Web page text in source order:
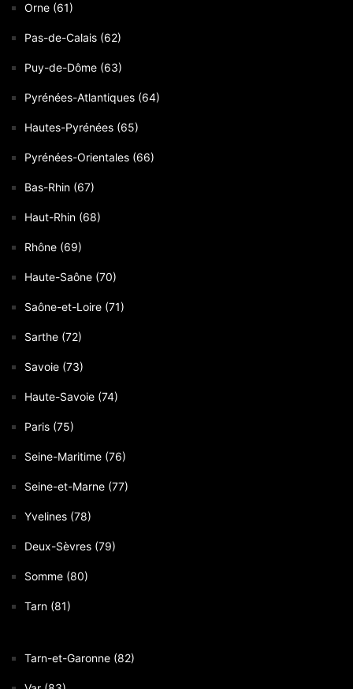
Orne (61)
Pas-de-Calais (62)
Puy-de-Dôme (63)
Pyrénées-Atlantiques (64)
Hautes-Pyrénées (65)
Pyrénées-Orientales (66)
Bas-Rhin (67)
Haut-Rhin (68)
Rhône (69)
Haute-Saône (70)
Saône-et-Loire (71)
Sarthe (72)
Savoie (73)
Haute-Savoie (74)
Paris (75)
Seine-Maritime (76)
Seine-et-Marne (77)
Yvelines (78)
Deux-Sèvres (79)
Somme (80)
Tarn (81)
Tarn-et-Garonne (82)